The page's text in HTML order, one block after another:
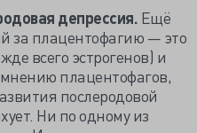
депрессия. Ещё
за плацентофагию — это
всего эстрогенов) и
плацентофагов,
послеродовой
Ни по одному из